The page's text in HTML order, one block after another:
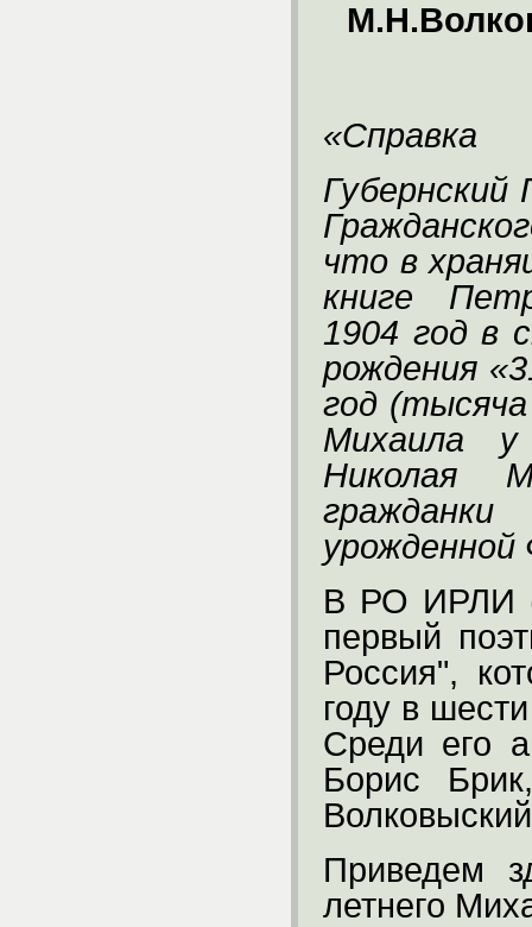
«Справка
что в
книге
1904 год в
рождения
год
Михаила у
Николая
В РО ИРЛИ
первый
Россия",
году в
Среди его
Борис
Приведем
летнего